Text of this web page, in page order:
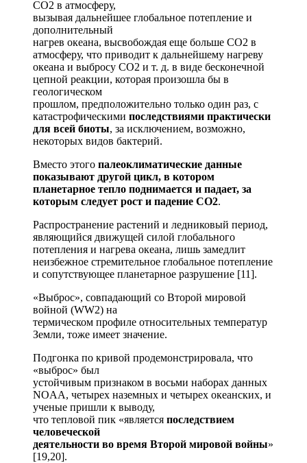
CO2 в атмосферу,
вызывая дальнейшее глобальное потепление и
дополнительный
нагрев океана, высвобождая еще больше CO2 в
атмосферу, что приводит к дальнейшему нагреву
океана и выбросу CO2 и т. д. в виде бесконечной
цепной реакции, которая произошла бы в
геологическом
прошлом, предположительно только один раз, с
катастрофическими последствиями практически
для всей биоты, за исключением, возможно,
некоторых видов бактерий.
Вместо этого палеоклиматические данные
показывают другой цикл, в котором
планетарное тепло поднимается и падает, за
которым следует рост и падение CO2.
Распространение растений и ледниковый период,
являющийся движущей силой глобального
потепления и нагрева океана, лишь замедлит
неизбежное стремительное глобальное потепление
и сопутствующее планетарное разрушение [11].
«Выброс», совпадающий со Второй мировой
войной (WW2) на
термическом профиле относительных температур
Земли, тоже имеет значение.
Подгонка по кривой продемонстрировала, что
«выброс» был
устойчивым признаком в восьми наборах данных
NOAA, четырех наземных и четырех океанских, и
ученые пришли к выводу,
что тепловой пик «является последствием
человеческой
деятельности во время Второй мировой войны»
[19,20].